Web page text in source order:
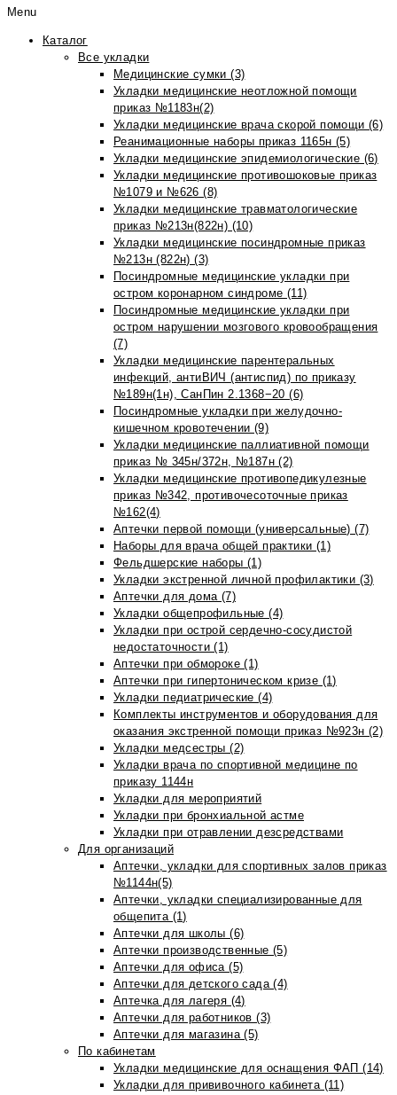
Menu
Каталог
Все укладки
Медицинские сумки (3)
Укладки медицинские неотложной помощи
приказ №1183н(2)
Укладки медицинские врача скорой помощи (6)
Реанимационные наборы приказ 1165н (5)
Укладки медицинские эпидемиологические (6)
Укладки медицинские противошоковые приказ
№1079 и №626 (8)
Укладки медицинские травматологические
приказ №213н(822н) (10)
Укладки медицинские посиндромные приказ
№213н (822н) (3)
Посиндромные медицинские укладки при
остром коронарном синдроме (11)
Посиндромные медицинские укладки при
остром нарушении мозгового кровообращения
(7)
Укладки медицинские парентеральных
инфекций, антиВИЧ (антиспид) по приказу
№189н(1н), СанПин 2.1368−20 (6)
Посиндромные укладки при желудочно-
кишечном кровотечении (9)
Укладки медицинские паллиативной помощи
приказ № 345н/372н, №187н (2)
Укладки медицинские противопедикулезные
приказ №342, противочесоточные приказ
№162(4)
Аптечки первой помощи (универсальные) (7)
Наборы для врача общей практики (1)
Фельдшерские наборы (1)
Укладки экстренной личной профилактики (3)
Аптечки для дома (7)
Укладки общепрофильные (4)
Укладки при острой сердечно-сосудистой
недостаточности (1)
Аптечки при обмороке (1)
Аптечки при гипертоническом кризе (1)
Укладки педиатрические (4)
Комплекты инструментов и оборудования для
оказания экстренной помощи приказ №923н (2)
Укладки медсестры (2)
Укладки врача по спортивной медицине по
приказу 1144н
Укладки для мероприятий
Укладки при бронхиальной астме
Укладки при отравлении дезсредствами
Для организаций
Аптечки, укладки для спортивных залов приказ
№1144н(5)
Аптечки, укладки специализированные для
общепита (1)
Аптечки для школы (6)
Аптечки производственные (5)
Аптечки для офиса (5)
Аптечки для детского сада (4)
Аптечка для лагеря (4)
Аптечки для работников (3)
Аптечки для магазина (5)
По кабинетам
Укладки медицинские для оснащения ФАП (14)
Укладки для прививочного кабинета (11)